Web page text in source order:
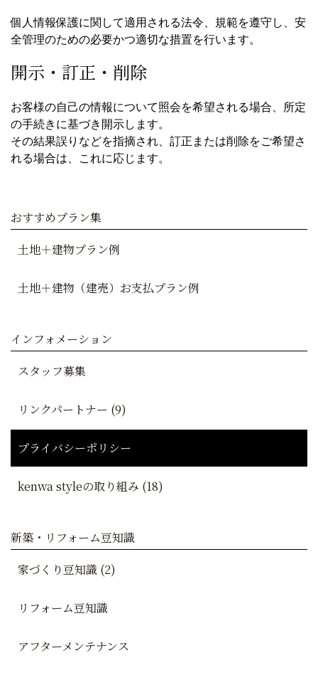
個人情報保護に関して適用される法令、規範を遵守し、安
全管理のための必要かつ適切な措置を行います。
開示・訂正・削除
お客様の自己の情報について照会を希望される場合、所定
の手続きに基づき開示します。
その結果誤りなどを指摘され、訂正または削除をご希望さ
れる場合は、これに応じます。
おすすめプラン集
土地＋建物プラン例
土地＋建物（建売）お支払プラン例
インフォメーション
スタッフ募集
リンクパートナー (9)
プライバシーポリシー
kenwa styleの取り組み (18)
新築・リフォーム豆知識
家づくり豆知識 (2)
リフォーム豆知識
アフターメンテナンス